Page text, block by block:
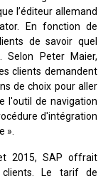
l’éditeur allemand
En fonction de
de savoir quel
Selon Peter Maier,
clients demandent
de choix pour aller
l'outil de navigation
d'intégration
».
2015, SAP offrait
clients. Le tarif de